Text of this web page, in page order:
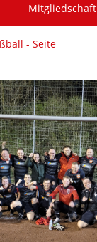
Mitgliedschaft
- Seite